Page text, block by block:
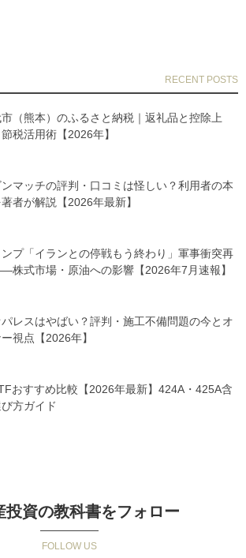
市（熊本）のふるさと納税｜返礼品と控除上
税活用術【2026年】
ンマッチの評判・口コミは怪しい？利用者の本
者が解説【2026年最新】
ンプ「イランとの停戦もう終わり」軍事衝突再
株式市場・原油への影響【2026年7月速報】
パレスはやばい？評判・施工不備問題の今とオ
視点【2026年】
おすすめ比較【2026年最新】424A・425A含
方ガイド
投資の教科書をフォロー